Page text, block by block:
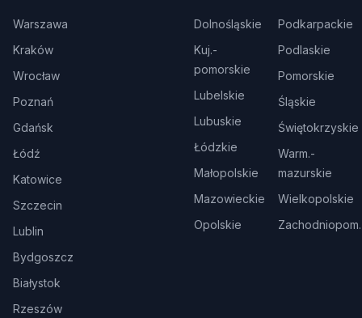
Warszawa
Kraków
Wrocław
Poznań
Gdańsk
Łódź
Katowice
Szczecin
Lublin
Bydgoszcz
Białystok
Rzeszów
Dolnośląskie
Kuj.-
pomorskie
Lubelskie
Lubuskie
Łódzkie
Małopolskie
Mazowieckie
Opolskie
Podkarpackie
Podlaskie
Pomorskie
Śląskie
Świętokrzyskie
Warm.-
mazurskie
Wielkopolskie
Zachodniopom.